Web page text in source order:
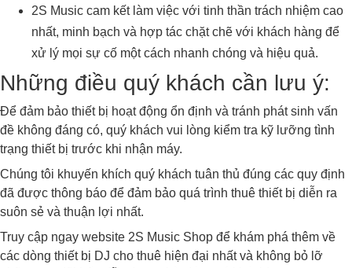
2S Music cam kết làm việc với tinh thần trách nhiệm cao
nhất, minh bạch và hợp tác chặt chẽ với khách hàng để
xử lý mọi sự cố một cách nhanh chóng và hiệu quả.
Những điều quý khách cần lưu ý:
Để đảm bảo thiết bị hoạt động ổn định và tránh phát sinh vấn
đề không đáng có, quý khách vui lòng kiểm tra kỹ lưỡng tình
trạng thiết bị trước khi nhận máy.
Chúng tôi khuyến khích quý khách tuân thủ đúng các quy định
đã được thông báo để đảm bảo quá trình thuê thiết bị diễn ra
suôn sẻ và thuận lợi nhất.
Truy cập ngay website 2S Music Shop để khám phá thêm về
các dòng thiết bị DJ cho thuê hiện đại nhất và không bỏ lỡ